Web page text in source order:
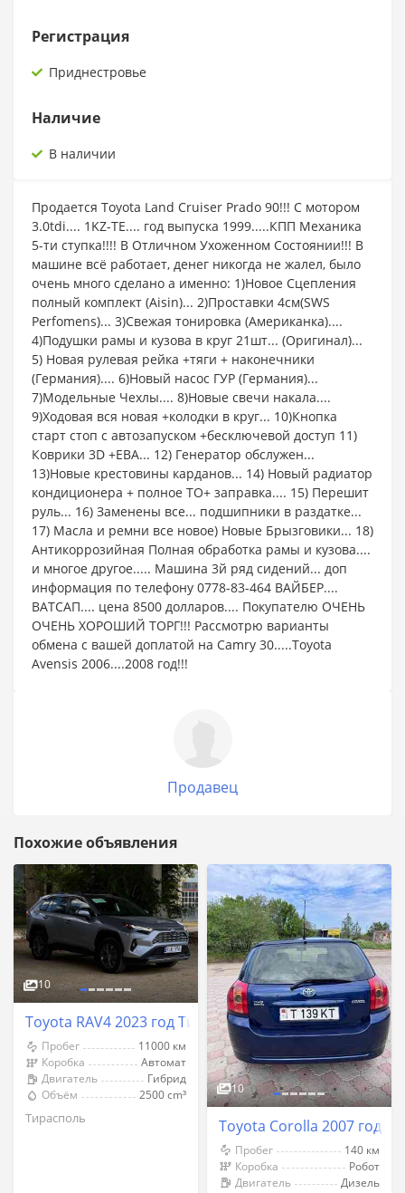
Регистрация
Приднестровье
Наличие
В наличии
Продается Toyota Land Cruiser Prado 90!!! С мотором
3.0tdi.... 1KZ-TE.... год выпуска 1999.....КПП Механика
5-ти ступка!!!! В Отличном Ухоженном Состоянии!!! В
машине всё работает, денег никогда не жалел, было
очень много сделано а именно: 1)Новое Сцепления
полный комплект (Aisin)... 2)Проставки 4см(SWS
Perfomens)... 3)Свежая тонировка (Американка)....
4)Подушки рамы и кузова в круг 21шт... (Оригинал)...
5) Новая рулевая рейка +тяги + наконечники
(Германия).... 6)Новый насос ГУР (Германия)...
7)Модельные Чехлы.... 8)Новые свечи накала....
9)Ходовая вся новая +колодки в круг... 10)Кнопка
старт стоп с автозапуском +бесключевой доступ 11)
Коврики 3D +ЕВА... 12) Генератор обслужен...
13)Новые крестовины карданов... 14) Новый радиатор
кондиционера + полное ТО+ заправка.... 15) Перешит
руль... 16) Заменены все... подшипники в раздатке...
17) Масла и ремни все новое) Новые Брызговики... 18)
Антикоррозийная Полная обработка рамы и кузова....
и многое другое..... Машина 3й ряд сидений... доп
информация по телефону 0778-83-464 ВАЙБЕР....
ВАТСАП.... цена 8500 долларов.... Покупателю ОЧЕНЬ
ОЧЕНЬ ХОРОШИЙ ТОРГ!!! Рассмотрю варианты
обмена с вашей доплатой на Camry 30.....Toyota
Avensis 2006....2008 год!!!
Продавец
Похожие объявления
10
Toyota RAV4 2023 год Тирасполь
Пробег
11000 км
Коробка
Автомат
Двигатель
Гибрид
Объём
2500 cm³
Тирасполь
10
Toyota Corolla 2007 год
Пробег
140 км
Коробка
Робот
Двигатель
Дизель